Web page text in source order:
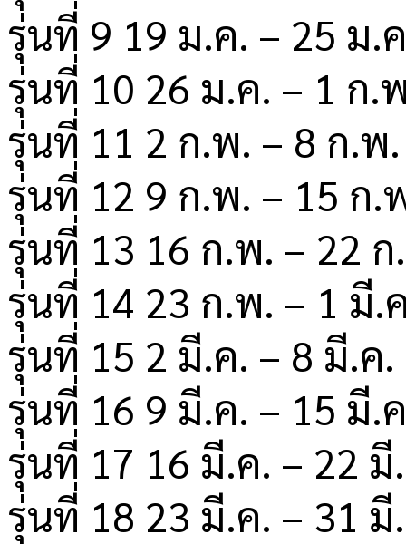
รุ่นที่ 9 19 ม.ค. – 25 ม.
รุ่นที่ 10 26 ม.ค. – 1 ก.
รุ่นที่ 11 2 ก.พ. – 8 ก.พ
รุ่นที่ 12 9 ก.พ. – 15 ก.
รุ่นที่ 13 16 ก.พ. – 22
รุ่นที่ 14 23 ก.พ. – 1 มี.
รุ่นที่ 15 2 มี.ค. – 8 มี.ค.
รุ่นที่ 16 9 มี.ค. – 15 มี.
รุ่นที่ 17 16 มี.ค. – 22
รุ่นที่ 18 23 มี.ค. – 31